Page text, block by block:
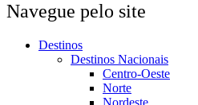
Navegue pelo site
Destinos
Destinos Nacionais
Centro-Oeste
Norte
Nordeste